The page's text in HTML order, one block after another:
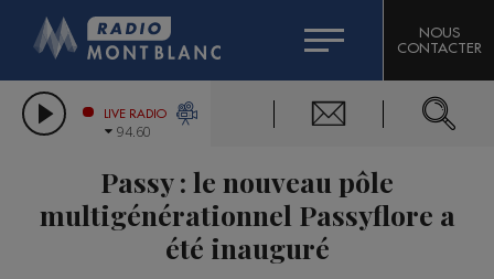
LES CHRONIQUES DE L'EXPERT
CITIZEN MACHINERY
GRAND MASSIF DOMAINES SKIABLES
BIGARD
COMPAGNIE DU MONT-BLANC
NOUS
CONTACTER
LIVE RADIO
94.60
Passy : le nouveau pôle
multigénérationnel Passyflore a
été inauguré